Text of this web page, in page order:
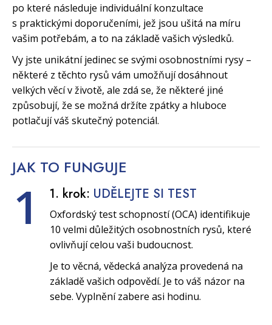
po které následuje individuální konzultace
s praktickými doporučeními, jež jsou ušitá na míru
vašim potřebám, a to na základě vašich výsledků.
Vy jste unikátní jedinec se svými osobnostními rysy –
některé z těchto rysů vám umožňují dosáhnout
velkých věcí v životě, ale zdá se, že některé jiné
způsobují, že se možná držíte zpátky a hluboce
potlačují váš skutečný potenciál.
JAK TO FUNGUJE
1 1. krok: UDĚLEJTE SI TEST
Oxfordský test schopností (OCA) identifikuje
10 velmi důležitých osobnostních rysů, které
ovlivňují celou vaši budoucnost.
Je to věcná, vědecká analýza provedená na
základě vašich odpovědí. Je to váš názor na
sebe. Vyplnění zabere asi hodinu.